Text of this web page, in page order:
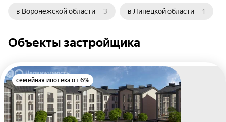
в Воронежской области 3 в Липецкой области 1
Объекты застройщика
семейная ипотека от 6%